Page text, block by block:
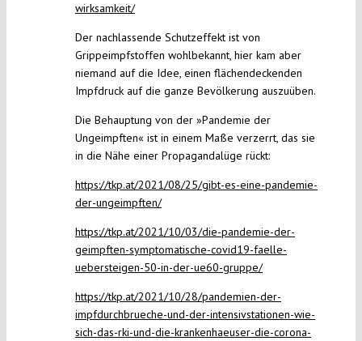
wirksamkeit/
Der nachlassende Schutzeffekt ist von
Grippeimpfstoffen wohlbekannt, hier kam aber
niemand auf die Idee, einen flächendeckenden
Impfdruck auf die ganze Bevölkerung auszuüben.
Die Behauptung von der »Pandemie der
Ungeimpften« ist in einem Maße verzerrt, das sie
in die Nähe einer Propagandalüge rückt:
https://tkp.at/2021/08/25/gibt-es-eine-pandemie-
der-ungeimpften/
https://tkp.at/2021/10/03/die-pandemie-der-
geimpften-symptomatische-covid19-faelle-
uebersteigen-50-in-der-ue60-gruppe/
https://tkp.at/2021/10/28/pandemien-der-
impfdurchbrueche-und-der-intensivstationen-wie-
sich-das-rki-und-die-krankenhaeuser-die-corona-